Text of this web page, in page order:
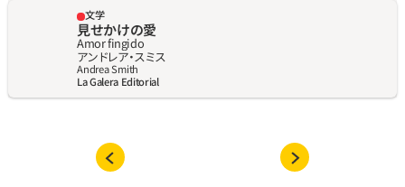
文学
見せかけの愛
Amor fingido
アンドレア‧スミス
Andrea Smith
La Galera Editorial